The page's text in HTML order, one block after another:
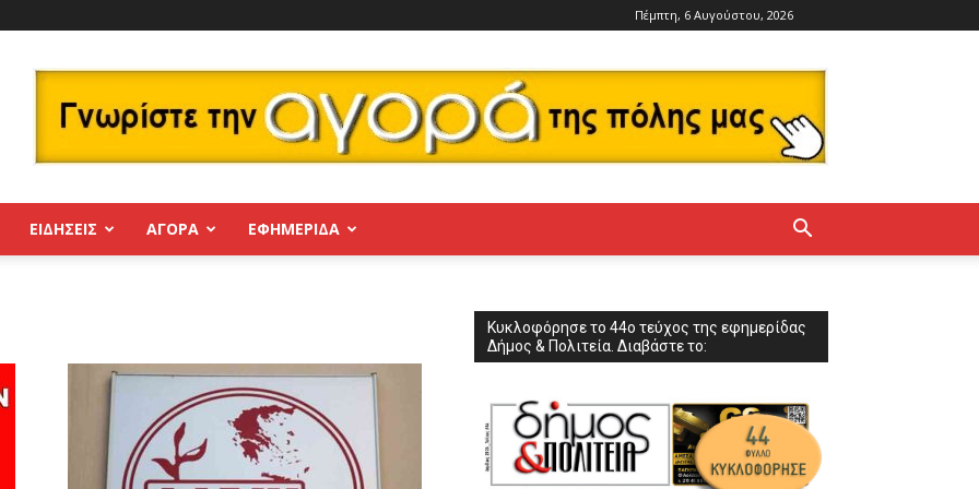
Πέμπτη, 6 Αυγούστου, 2026
ΕΙΔΗΣΕΙΣ ΑΓΟΡΑ ΕΦΗΜΕΡΊΔΑ
Κυκλοφόρησε το 44ο τεύχος της εφημερίδας
Δήμος & Πολιτεία. Διαβάστε το: